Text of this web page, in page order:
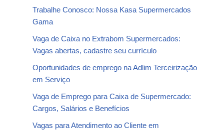
Trabalhe Conosco: Nossa Kasa Supermercados
Gama
Vaga de Caixa no Extrabom Supermercados:
Vagas abertas, cadastre seu currículo
Oportunidades de emprego na Adlim Terceirização
em Serviço
Vaga de Emprego para Caixa de Supermercado:
Cargos, Salários e Benefícios
Vagas para Atendimento ao Cliente em